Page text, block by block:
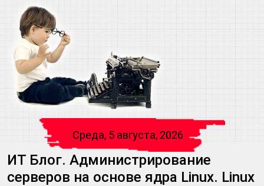
Среда, 5 августа, 2026
ИТ Блог. Администрирование
серверов на основе ядра Linux. Linux